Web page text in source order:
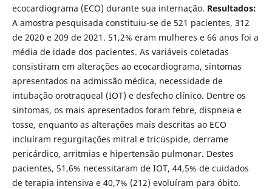
ecocardiograma (ECO) durante sua internação. Resultados:
A amostra pesquisada constituiu-se de 521 pacientes, 312
de 2020 e 209 de 2021. 51,2% eram mulheres e 66 anos foi a
média de idade dos pacientes. As variáveis coletadas
consistiram em alterações ao ecocardiograma, sintomas
apresentados na admissão médica, necessidade de
intubação orotraqueal (IOT) e desfecho clínico. Dentre os
sintomas, os mais apresentados foram febre, dispneia e
tosse, enquanto as alterações mais descritas ao ECO
incluíram regurgitações mitral e tricúspide, derrame
pericárdico, arritmias e hipertensão pulmonar. Destes
pacientes, 51,6% necessitaram de IOT, 44,5% de cuidados
de terapia intensiva e 40,7% (212) evoluíram para óbito.